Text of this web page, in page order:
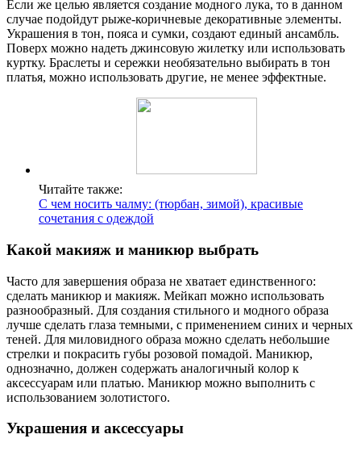
Если же целью является создание модного лука, то в данном
случае подойдут рыже-коричневые декоративные элементы.
Украшения в тон, пояса и сумки, создают единый ансамбль.
Поверх можно надеть джинсовую жилетку или использовать
куртку. Браслеты и сережки необязательно выбирать в тон
платья, можно использовать другие, не менее эффектные.
Читайте также:
С чем носить чалму: (тюрбан, зимой), красивые
сочетания с одеждой
Какой макияж и маникюр выбрать
Часто для завершения образа не хватает единственного:
сделать маникюр и макияж. Мейкап можно использовать
разнообразный. Для создания стильного и модного образа
лучше сделать глаза темными, с применением синих и черных
теней. Для миловидного образа можно сделать небольшие
стрелки и покрасить губы розовой помадой. Маникюр,
однозначно, должен содержать аналогичный колор к
аксессуарам или платью. Маникюр можно выполнить с
использованием золотистого.
Украшения и аксессуары